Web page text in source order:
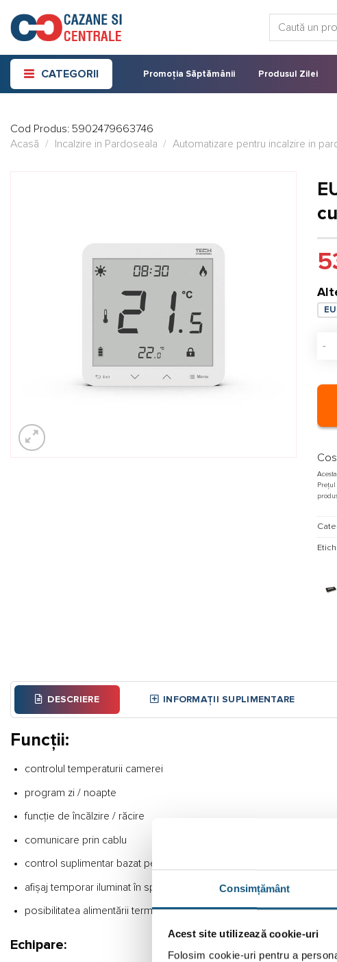
Consimțământ
Acest site utilizează cookie-uri
Folosim cookie-uri pentru a
content
CATEGORII Promoția Săptămânii Produsul Zilei
Cod Produs: 5902479663746
Acasă
/ Incalzire in Pardoseala / Automatizare pentru incalzire in
DESCRIERE INFORMAȚII SUPLIMENTARE
Funcții:
controlul temperaturii camerei
program zi / noapte
funcție de încălzire / răcire
comunicare prin cablu
control suplimentar bazat pe temperatura pardoselei (dacă se
afișaj temporar iluminat în spate
posibilitatea alimentării termostatului de la controlerul EU-L-5s
Echipare: